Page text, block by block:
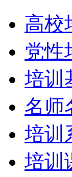
高校
党性
培训
名师
培训
培训